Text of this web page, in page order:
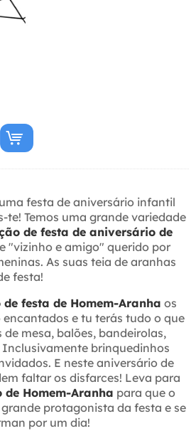
festa de aniversário infantil
te! Temos uma grande variedade
de festa de aniversário de
"vizinho e amigo" querido por
As suas teia de aranhas
festa!
festa de Homem-Aranha os
e tu terás tudo o que
mesa, balões, bandeirolas,
brinquedinhos
E neste aniversário de
faltar os disfarces! Leva para
de Homem-Aranha para que o
protagonista da festa e se
por um dia!